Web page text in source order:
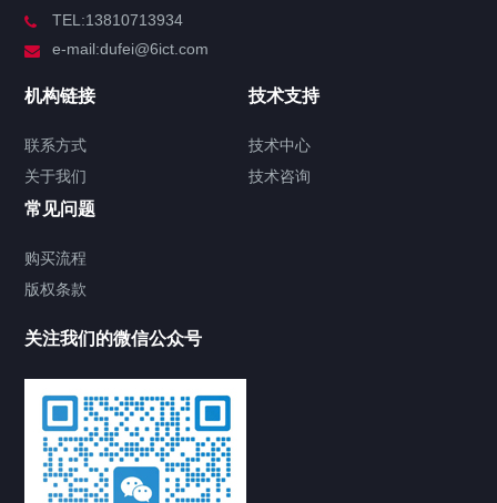
解决方案
产品中心 新闻中心
锐捷企业网关
华为ASG-D2500上网行为管理
2025/03/13
D2500华为ASG-D2500
备
华为坤灵S5735S-L24P4S-A3交换机
eKitEngine S5735S-L24P4S-A3交换机
TEL:13810713934
e-mail:dufei@6ict.com
机构链接
联系方式
关于我们
技术支持
技术中心
技术咨询
常见问题
购买流程
版权条款
关注我们的微信公众号